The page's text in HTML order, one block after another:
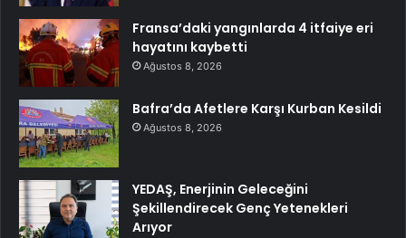
Fransa’daki yangınlarda 4 itfaiye eri
hayatını kaybetti
Ağustos 8, 2026
Bafra’da Afetlere Karşı Kurban Kesildi
Ağustos 8, 2026
YEDAŞ, Enerjinin Geleceğini
Şekillendirecek Genç Yetenekleri
Arıyor